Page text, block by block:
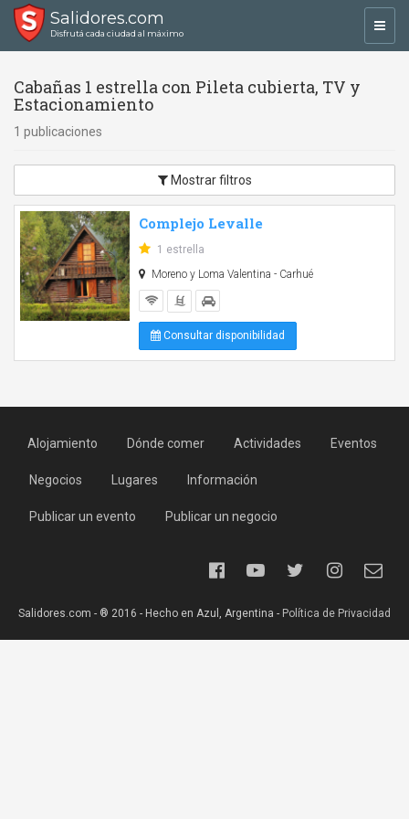
Salidores.com
Disfrutá cada ciudad al máximo
Cabañas 1 estrella con Pileta cubierta, TV y
Estacionamiento
1 publicaciones
Mostrar filtros
Complejo Levalle
1 estrella
Moreno y Loma Valentina - Carhué
Consultar disponibilidad
Alojamiento Dónde comer Actividades Eventos
Negocios Lugares Información
Publicar un evento Publicar un negocio
Salidores.com - ® 2016 - Hecho en Azul, Argentina - Política de Privacidad